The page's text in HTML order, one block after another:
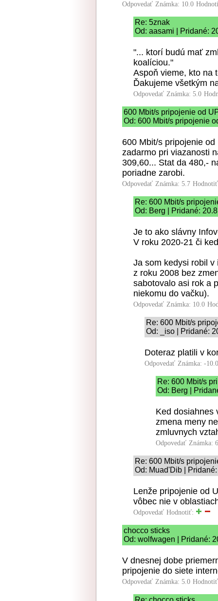
Odpovedať Známka: 10.0
Re: 5znak
Od: aasami | Pridané:
"... ktorí budú mať
koalíciou."
Aspoň vieme, kto na
Ďakujeme všetkým
Odpovedať Známka: 5.0
600 Mbit/s pripojenie od
Od: 600 Mbit/s pripojenie
600 Mbit/s pripojenie
zadarmo pri viazanosti
309,60... Stat da 480,-
poriadne zarobi.
Odpovedať Známka: 5.7
Re: 600 Mbit/s
Od: Berg | Pridané:
Je to ako slávny
V roku 2020-21 či
Ja som kedysi robil
z roku 2008 bez
sabotovalo asi rok a
niekomu do vačku).
Odpovedať Známka: 10.0
Re: 600 Mbit/s
Od: _iso | Pridané:
Doteraz platili v
Odpovedať Známka: -10.0
Re: 600 Mbit/s
Od: Berg |
Ked dosiahnes
zmena meny
zmluvnych
Odpovedať Známka:
Re: 600 Mbit/s
Od: Muad'Dib |
Lenže pripojenie od
vôbec nie v
Odpovedať Hodnotiť:
chocco sticks
Od: wolfwagen | Pridané:
V dnesnej dobe
pripojenie do siete
Odpovedať Známka: 5.0